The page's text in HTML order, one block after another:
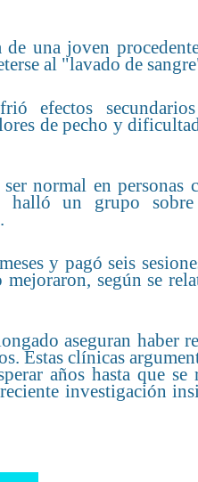
una joven
al "lavado de
efectos
de pecho y
normal en personas
halló un grupo
y pagó seis
según se
aseguran haber
Estas clínicas
años hasta que se
investigación